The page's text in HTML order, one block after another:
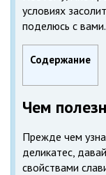
условиях
поделюсь с вами.
Содержание
Чем
Прежде чем
деликатес,
свойствами